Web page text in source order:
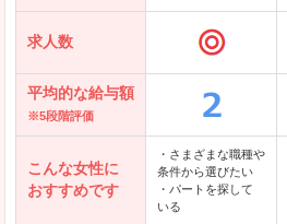
クリーデンス
テンプスタッフ
アパレル転職なび
求人数
平均的な給与額
※5段階評価
こんな女性に
おすすめです
・さまざまな職種や
条件から選びたい
・パートを探して
いる